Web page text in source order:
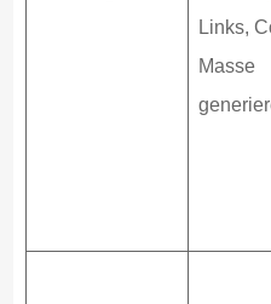
Links,
Masse